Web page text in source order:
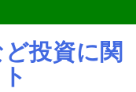
投資に関